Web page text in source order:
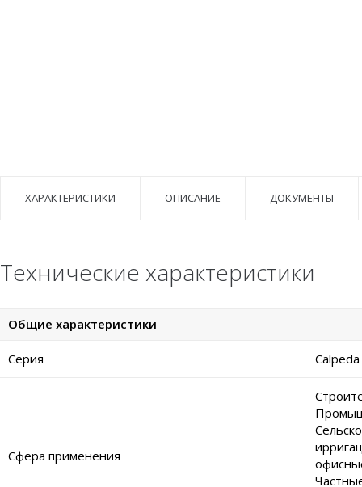
ХАРАКТЕРИСТИКИ ОПИСАНИЕ ДОКУМЕНТЫ
Технические характеристики
Общие характеристики
Серия
Сфера применения